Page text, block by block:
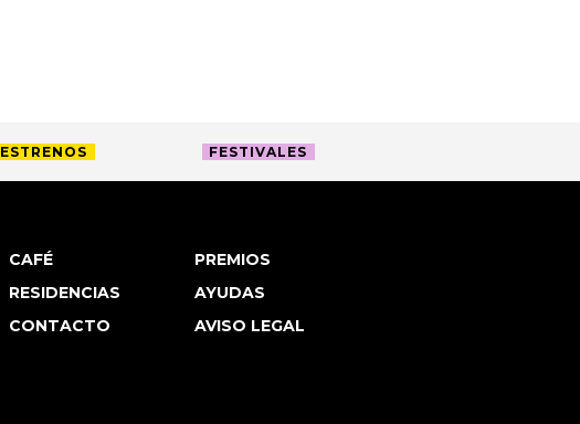
ESTRENOS FESTIVALES
CAFÉ
PREMIOS
RESIDENCIAS
AYUDAS
CONTACTO
AVISO LEGAL